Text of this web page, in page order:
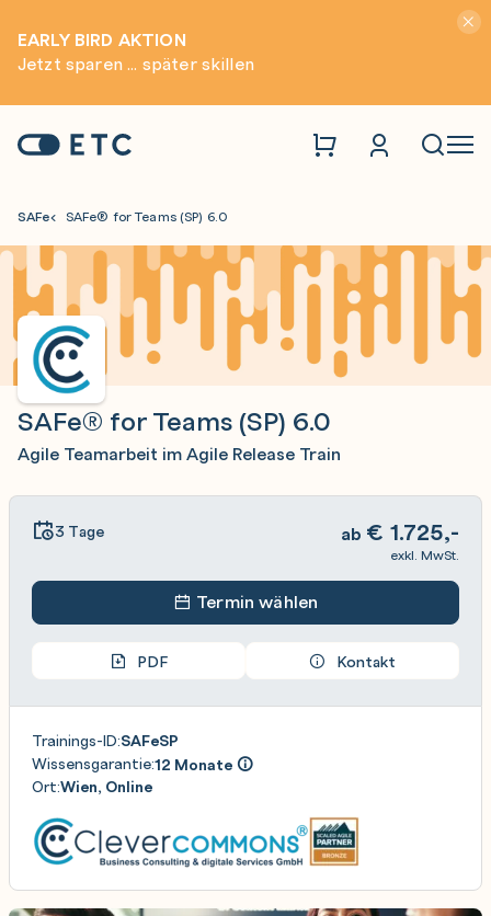
EARLY BIRD AKTION
Jetzt sparen ... später skillen
Startseite: ETC
SAFe SAFe® for Teams (SP) 6.0
SAFe® for Teams (SP) 6.0
Agile Teamarbeit im Agile Release Train
3 Tage ab € 1.725,-
exkl. MwSt.
Termin wählen
PDF Kontakt
Trainings-ID:SAFeSP
Wissensgarantie:12 Monate
Ort:Wien, Online